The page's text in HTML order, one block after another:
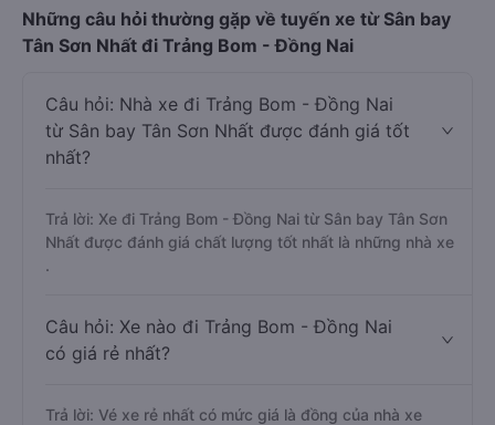
Những câu hỏi thường gặp về tuyến xe từ Sân bay
Tân Sơn Nhất đi Trảng Bom - Đồng Nai
Câu hỏi: Nhà xe đi Trảng Bom - Đồng Nai
từ Sân bay Tân Sơn Nhất được đánh giá tốt
nhất?
Trả lời: Xe đi Trảng Bom - Đồng Nai từ Sân bay Tân Sơn
Nhất được đánh giá chất lượng tốt nhất là những nhà xe
.
Câu hỏi: Xe nào đi Trảng Bom - Đồng Nai
có giá rẻ nhất?
Trả lời: Vé xe rẻ nhất có mức giá là đồng của nhà xe